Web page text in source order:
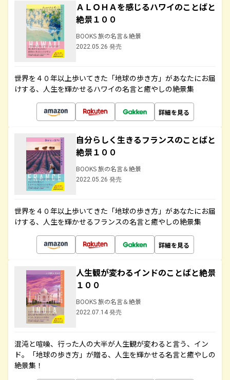
ＡＬＯＨＡを感じるハワイのことばと
絶景１００
BOOKS 旅の名言＆絶景
2022.05.26 発売
世界を４０年以上歩いてきた「地球の歩き方」があなたにお届
けする、人生を輝かせるハワイの名言と癒やしの絶景集
詳細を見る
自分らしく生きるフランスのことばと
絶景１００
BOOKS 旅の名言＆絶景
2022.05.26 発売
世界を４０年以上歩いてきた「地球の歩き方」があなたにお届
けする、人生を輝かせるフランスの名言と癒やしの絶景集
詳細を見る
人生観が変わるインドのことばと絶景
１００
BOOKS 旅の名言＆絶景
2022.07.14 発売
混沌と喧噪、行った人の大半が人生観が変わると言う、イン
ド。「地球の歩き方」が贈る、人生を輝かせる名言と癒やしの
絶景集！